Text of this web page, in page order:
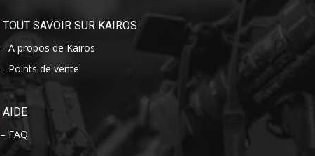
TOUT SAVOIR SUR KAIROS
– A propos de Kairos
– Points de vente
AIDE
– FAQ